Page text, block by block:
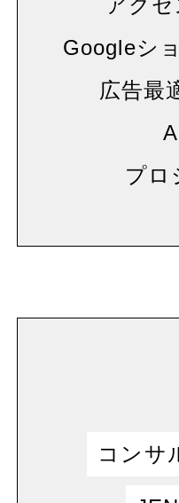
アク
Googleシ
広告最
プロ
コンサ